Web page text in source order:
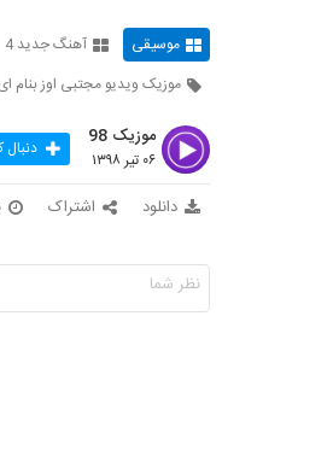
موسیقی آهنگ جدید 4
موزیک ویدیو مجتبی اوز بنام
موزیک 98
۰۶ تیر ۱۳۹۸ دنبال
دانلود اشتراک